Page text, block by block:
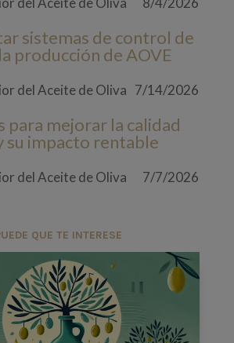
sistemas de control de
producción de AOVE
del Aceite de Oliva 7/14/2026
para mejorar la calidad
su impacto rentable
del Aceite de Oliva 7/7/2026
QUE TE INTERESE